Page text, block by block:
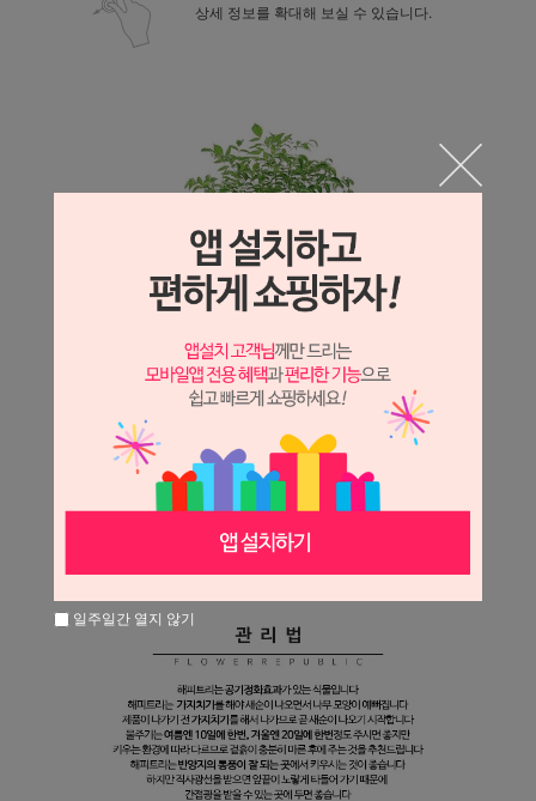
상세 정보를 확대해 보실 수 있습니다.
일주일간 열지 않기